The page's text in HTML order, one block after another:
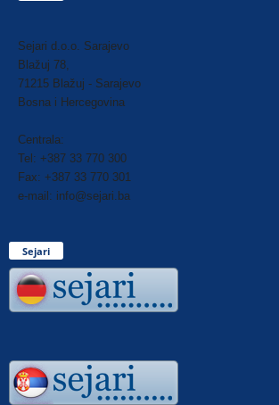
Sejari d.o.o. Sarajevo
Blažuj 78,
71215 Blažuj - Sarajevo
Bosna i Hercegovina
Centrala:
Tel: +387 33 770 300
Fax: +387 33 770 301
e-mail: info@sejari.ba
Sejari